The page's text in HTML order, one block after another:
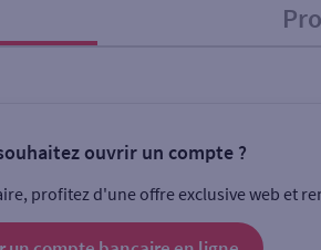
Coffre-fort
ouvrir un compte ?
profitez d'une offre exclusive web et